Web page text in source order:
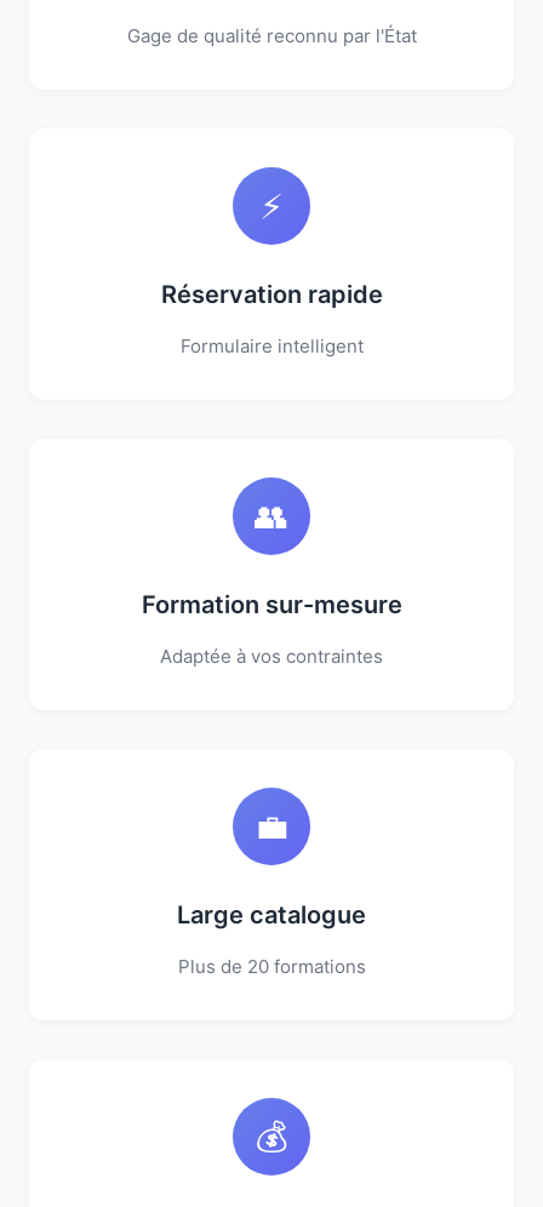
Gage de qualité reconnu par l'État
⚡
Réservation rapide
Formulaire intelligent
👥
Formation sur-mesure
Adaptée à vos contraintes
💼
Large catalogue
Plus de 20 formations
💰